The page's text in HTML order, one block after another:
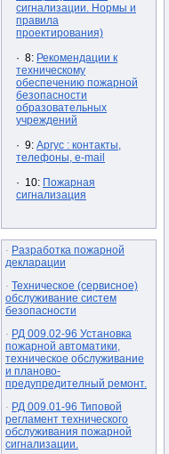
сигнализации. Нормы и
правила
проектирования)
· 8: Рекомендации к
техническому
обеспечению пожарной
безопасности
образовательных
учреждений
· 9: Аргус : контакты,
телефоны, e-mail
· 10: Пожарная
сигнализация
· Разработка пожарной
декларации
· Техническое (сервисное)
обслуживание систем
безопасности
· РД 009.02-96 Установка
пожарной автоматики,
техническое обслуживание
и планово-
предупредителный ремонт.
· РД 009.01-96 Типовой
регламент технического
обслуживания пожарной
сигнализации.